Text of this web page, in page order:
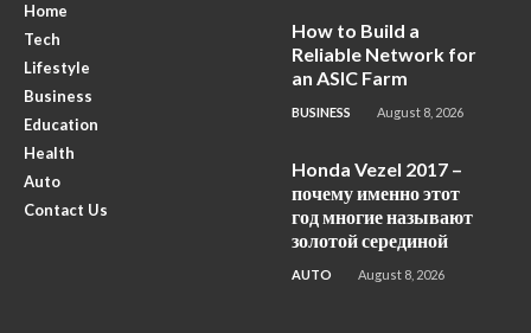
Home
Tech
Lifestyle
Business
Education
Health
Auto
Contact Us
How to Build a
Reliable Network for
an ASIC Farm
BUSINESS August 8, 2026
Honda Vezel 2017 –
почему именно этот
год многие называют
золотой серединой
AUTO August 8, 2026